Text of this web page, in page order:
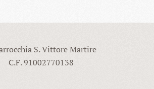
S. Vittore Martire
C.F. 91002770138